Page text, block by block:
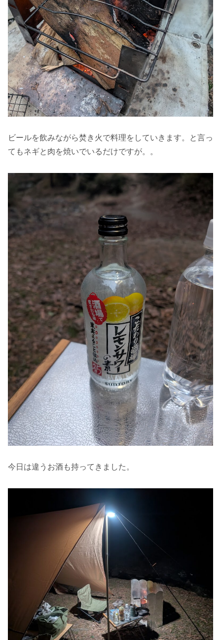
ビールを飲みながら焚き火で料理をしていきます。と言っ
てもネギと肉を焼いでいるだけですが。。
今日は違うお酒も持ってきました。